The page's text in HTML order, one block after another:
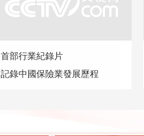
首部行業紀錄片
記錄中國保險業發展歷程